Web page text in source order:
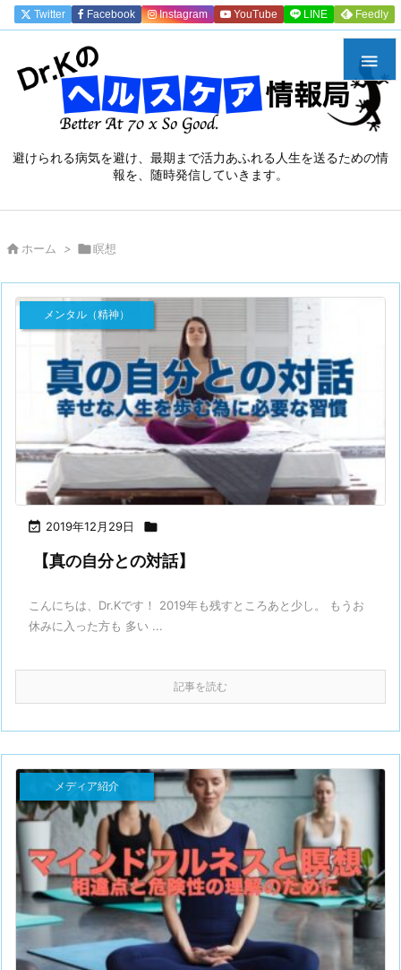
避けられる病気を避け、最期まで活力あふれる人生を送るための情
報を、随時発信していきます。

Twitter Facebook Instagram YouTube LINE Feedly
 ホーム > 瞑想
 2019年12月29日 
メンタル（精神）
【真の自分との対話】
こんにちは、Dr.Kです！ 2019年も残すところあと少し。 もうお
休みに入った方も 多い ...
記事を読む
メディア紹介